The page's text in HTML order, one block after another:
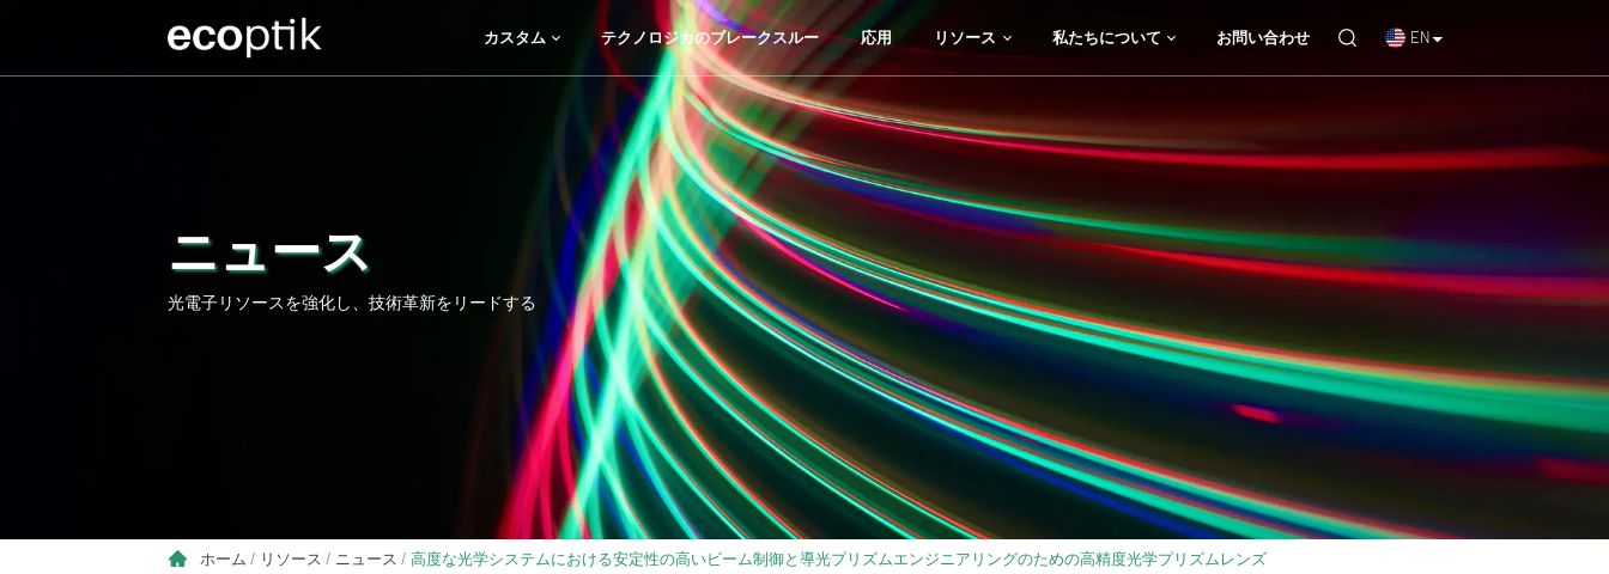
カスタム テクノロジカのブレークスルー
テクノロジカのブレークスルー
応用
リソース
私たちについて お問い合わせ EN
ニュース
光電子リソースを強化し、技術革新をリードする
ホーム / リソース / ニュース / 高度な光学システムにおける安定性の高いビーム制御と導光プリズムエンジニアリングのための高精度光学プリズムレンズ